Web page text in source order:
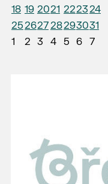
18 19 2021 222324
25262728293031
1
2 3 4 5 6 7